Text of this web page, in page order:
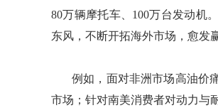
80万辆摩托车、100万台发动机
东风，不断开拓海外市场，愈发
例如，面对非洲市场高油价
市场；针对南美消费者对动力与